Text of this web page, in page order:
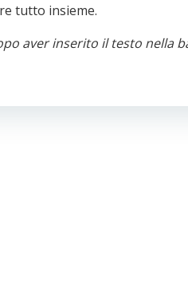
tutto insieme.
aver inserito il testo nella